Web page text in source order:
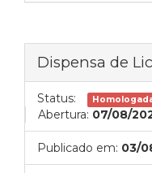
Dispensa de
Status:
Abertura: 07/08/
Publicado em: 03/